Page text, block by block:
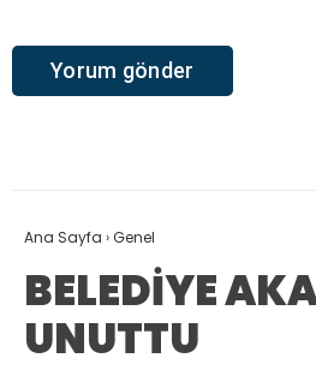
Ana Sayfa ›Genel
BELEDİYE
UNUTTU